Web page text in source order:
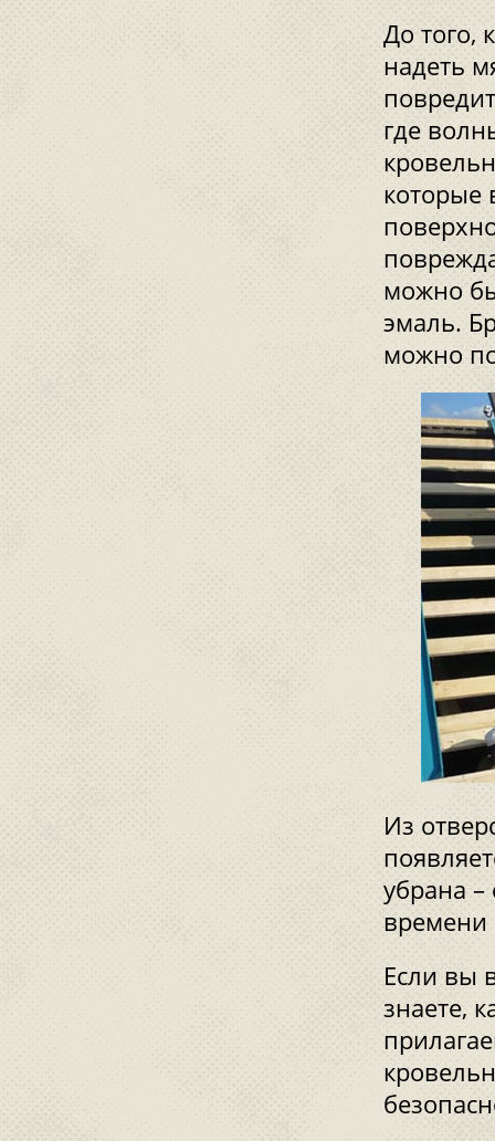
До того,
надеть
где
которые
можно
эмаль.
можно
Из
убрана –
времени
Если вы
знаете,